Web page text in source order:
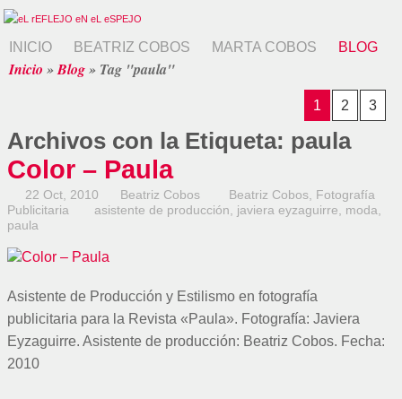
INICIO BEATRIZ COBOS MARTA COBOS BLOG
Inicio »Blog» Tag "paula"
1 2 3
Archivos con la Etiqueta: paula
Color – Paula
22 Oct, 2010 Beatriz Cobos Beatriz Cobos Fotografía
Publicitaria
asistente de producción javiera eyzaguirre moda
paula
Asistente de Producción y Estilismo en fotografía
publicitaria para la Revista «Paula». Fotografía: Javiera
Eyzaguirre. Asistente de producción: Beatriz Cobos. Fecha:
2010